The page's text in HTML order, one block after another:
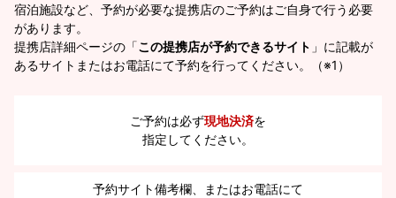
宿泊施設など、予約が必要な提携店のご予約はご自身で行う必要
があります。
提携店詳細ページの「この提携店が予約できるサイト 」に記載が
あるサイトまたはお電話にて予約を行ってください。（※1）
ご予約は必ず現地決済を
指定してください。
予約サイト備考欄、またはお電話にて